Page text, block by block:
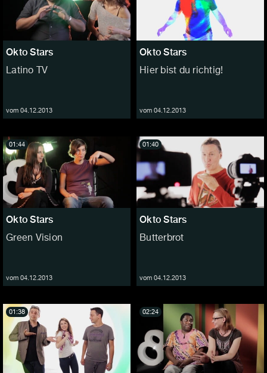
Okto Stars
Latino TV
vom 04.12.2013
Okto Stars
Hier bist du richtig!
vom 04.12.2013
Okto Stars
Green Vision
vom 04.12.2013
01:44
Okto Stars
Butterbrot
vom 04.12.2013
01:40
01:38 02:24